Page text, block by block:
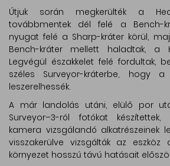
Útjuk során megkerülték a
továbbmentek dél felé a Bench-
nyugat felé a Sharp-kráter körül,
Bench-kráter mellett haladtak, a
Legvégül északkelet felé fordultak,
széles Surveyor-kráterbe, hogy a
leszerelhessék.
A már landolás utáni, elülő por
Surveyor–3-ról fotókat
kamera vizsgálandó alkatrészeinek
visszakerülve vizsgálták az eszköz
környezet hosszú távú hatásait